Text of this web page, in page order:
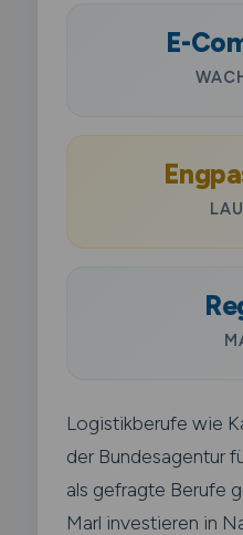
E-
Logistikberufe wie
der Bundesagentur
als gefragte Berufe
Marl investieren in